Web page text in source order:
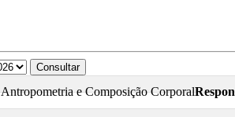
Antropometria e Composição Corporal